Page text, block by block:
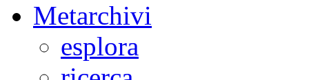
Metarchivi
esplora